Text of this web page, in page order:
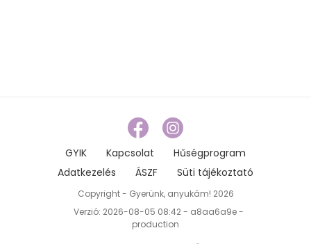
GYIK Kapcsolat
Hűségprogram
Adatkezelés
ÁSZF Süti tájékoztató
Copyright - Gyerünk, anyukám! 2026
Verzió: 2026-08-05 08:42 - a8aa6a9e -
production